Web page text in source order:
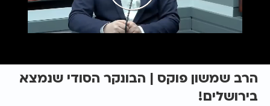
הרב שמשון פוקס | הבונקר הסודי שנמצא
בירושלים!